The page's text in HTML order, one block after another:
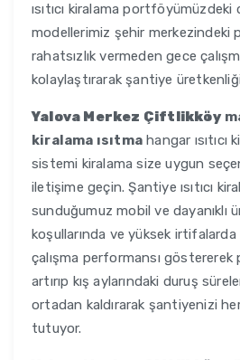
ısıtıcı kiralama
modellerimiz şehir merkezindeki
rahatsızlık vermeden gece
kolaylaştırarak şantiye
Yalova Merkez Çiftlikköy
kiralama ısıtma hangar ısıtıcı
sistemi kiralama size uygun
iletişime geçin. Şantiye ısıtıcı
sunduğumuz mobil ve dayanıklı
koşullarında ve yüksek
çalışma performansı göstererek
artırıp kış aylarındaki duruş
ortadan kaldırarak şantiyenizi
tutuyor.